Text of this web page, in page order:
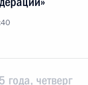
четверг